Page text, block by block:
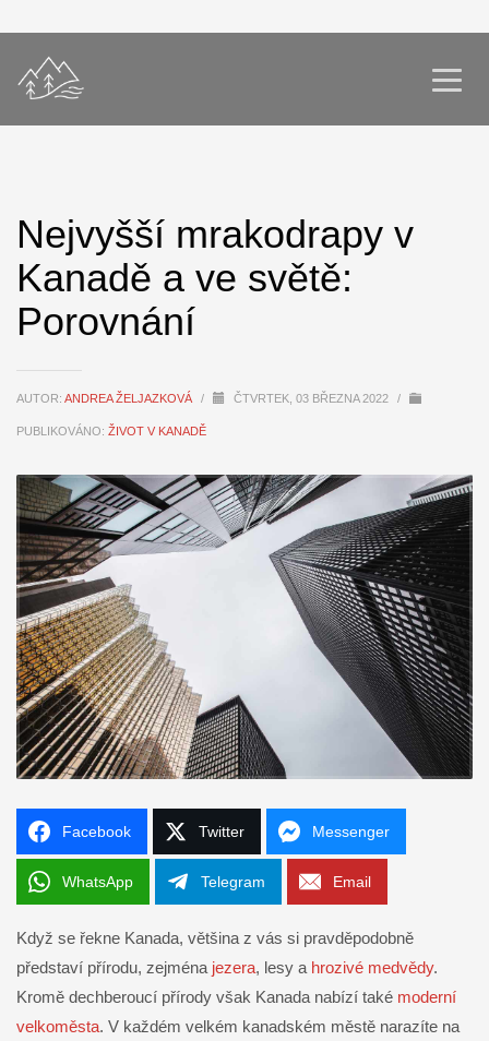
Nejvyšší mrakodrapy v
Kanadě a ve světě:
Porovnání
AUTOR: ANDREA ŽELJAZKOVÁ / ČTVRTEK, 03 BŘEZNA 2022 /
PUBLIKOVÁNO: ŽIVOT V KANADĚ
Facebook Twitter Messenger
WhatsApp Telegram Email
Když se řekne Kanada, většina z vás si pravděpodobně
představí přírodu, zejména jezera, lesy a hrozivé medvědy.
Kromě dechberoucí přírody však Kanada nabízí také moderní
velkoměsta. V každém velkém kanadském městě narazíte na